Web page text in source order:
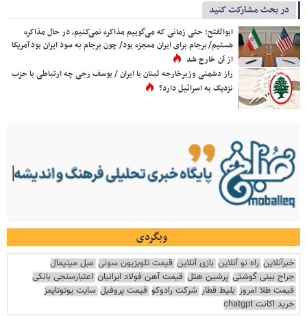
در بحث مشارکت کنید
ابوالفتح: حتی زمانی که می‌گوییم مذاکره نمی‌کنیم، در حال مذاکره
هستیم/ برجام برای ایران معجزه بود/ چون برجام به سود ایران بود آمریکا
از آن خارج شد
راز دشمنی وزیرخارجه لبنان با ایران / یوسف رجی چه ارتباطی با حزب
نزدیک به اسرائیل دارد؟
وبگردی
خبرآنلاین راه نو آنلاین بازی آنلاین قیمت تلویزیون سونی مبل مینیمال
جراح بینی گوشتی پرشین هتل قیمت آهن فولاد ایرانیان اعتبارسنجی بانکی
قیمت طلا امروز بلیط قطار شرکت رادوکو قیمت پروفیل سایت یوتوتایمز
خرید اکانت chatgpt